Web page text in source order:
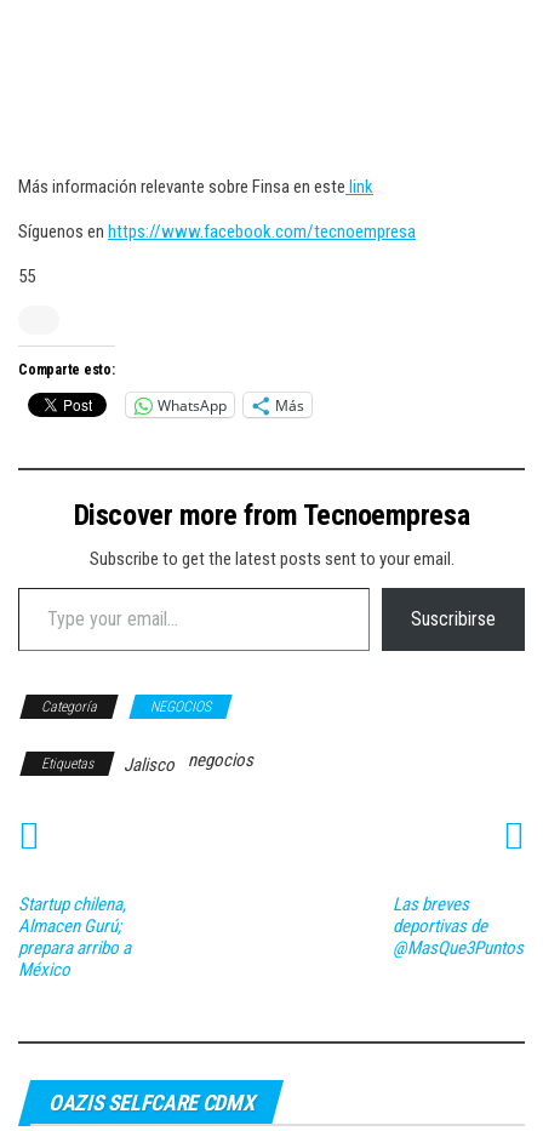
Más información relevante sobre Finsa en este link
Síguenos en https://www.facebook.com/tecnoempresa
55
Comparte esto:
WhatsApp Más
Discover more from Tecnoempresa
Subscribe to get the latest posts sent to your email.
Type your email…
Suscribirse
Categoría NEGOCIOS
Etiquetas Jalisco negocios
Startup chilena,
Almacen Gurú;
prepara arribo a
México
Las breves
deportivas de
@MasQue3Puntos
OAZIS SELFCARE CDMX